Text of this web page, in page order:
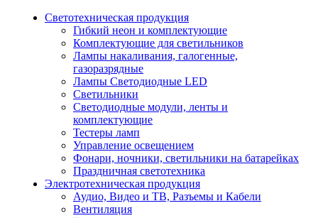
Светотехническая продукция
Гибкий неон и комплектующие
Комплектующие для светильников
Лампы накаливания, галогенные,
газоразрядные
Лампы Светодиодные LED
Светильники
Светодиодные модули, ленты и
комплектующие
Тестеры ламп
Управление освещением
Фонари, ночники, светильники на батарейках
Праздничная светотехника
Электротехническая продукция
Аудио, Видео и ТВ, Разъемы и Кабели
Вентиляция